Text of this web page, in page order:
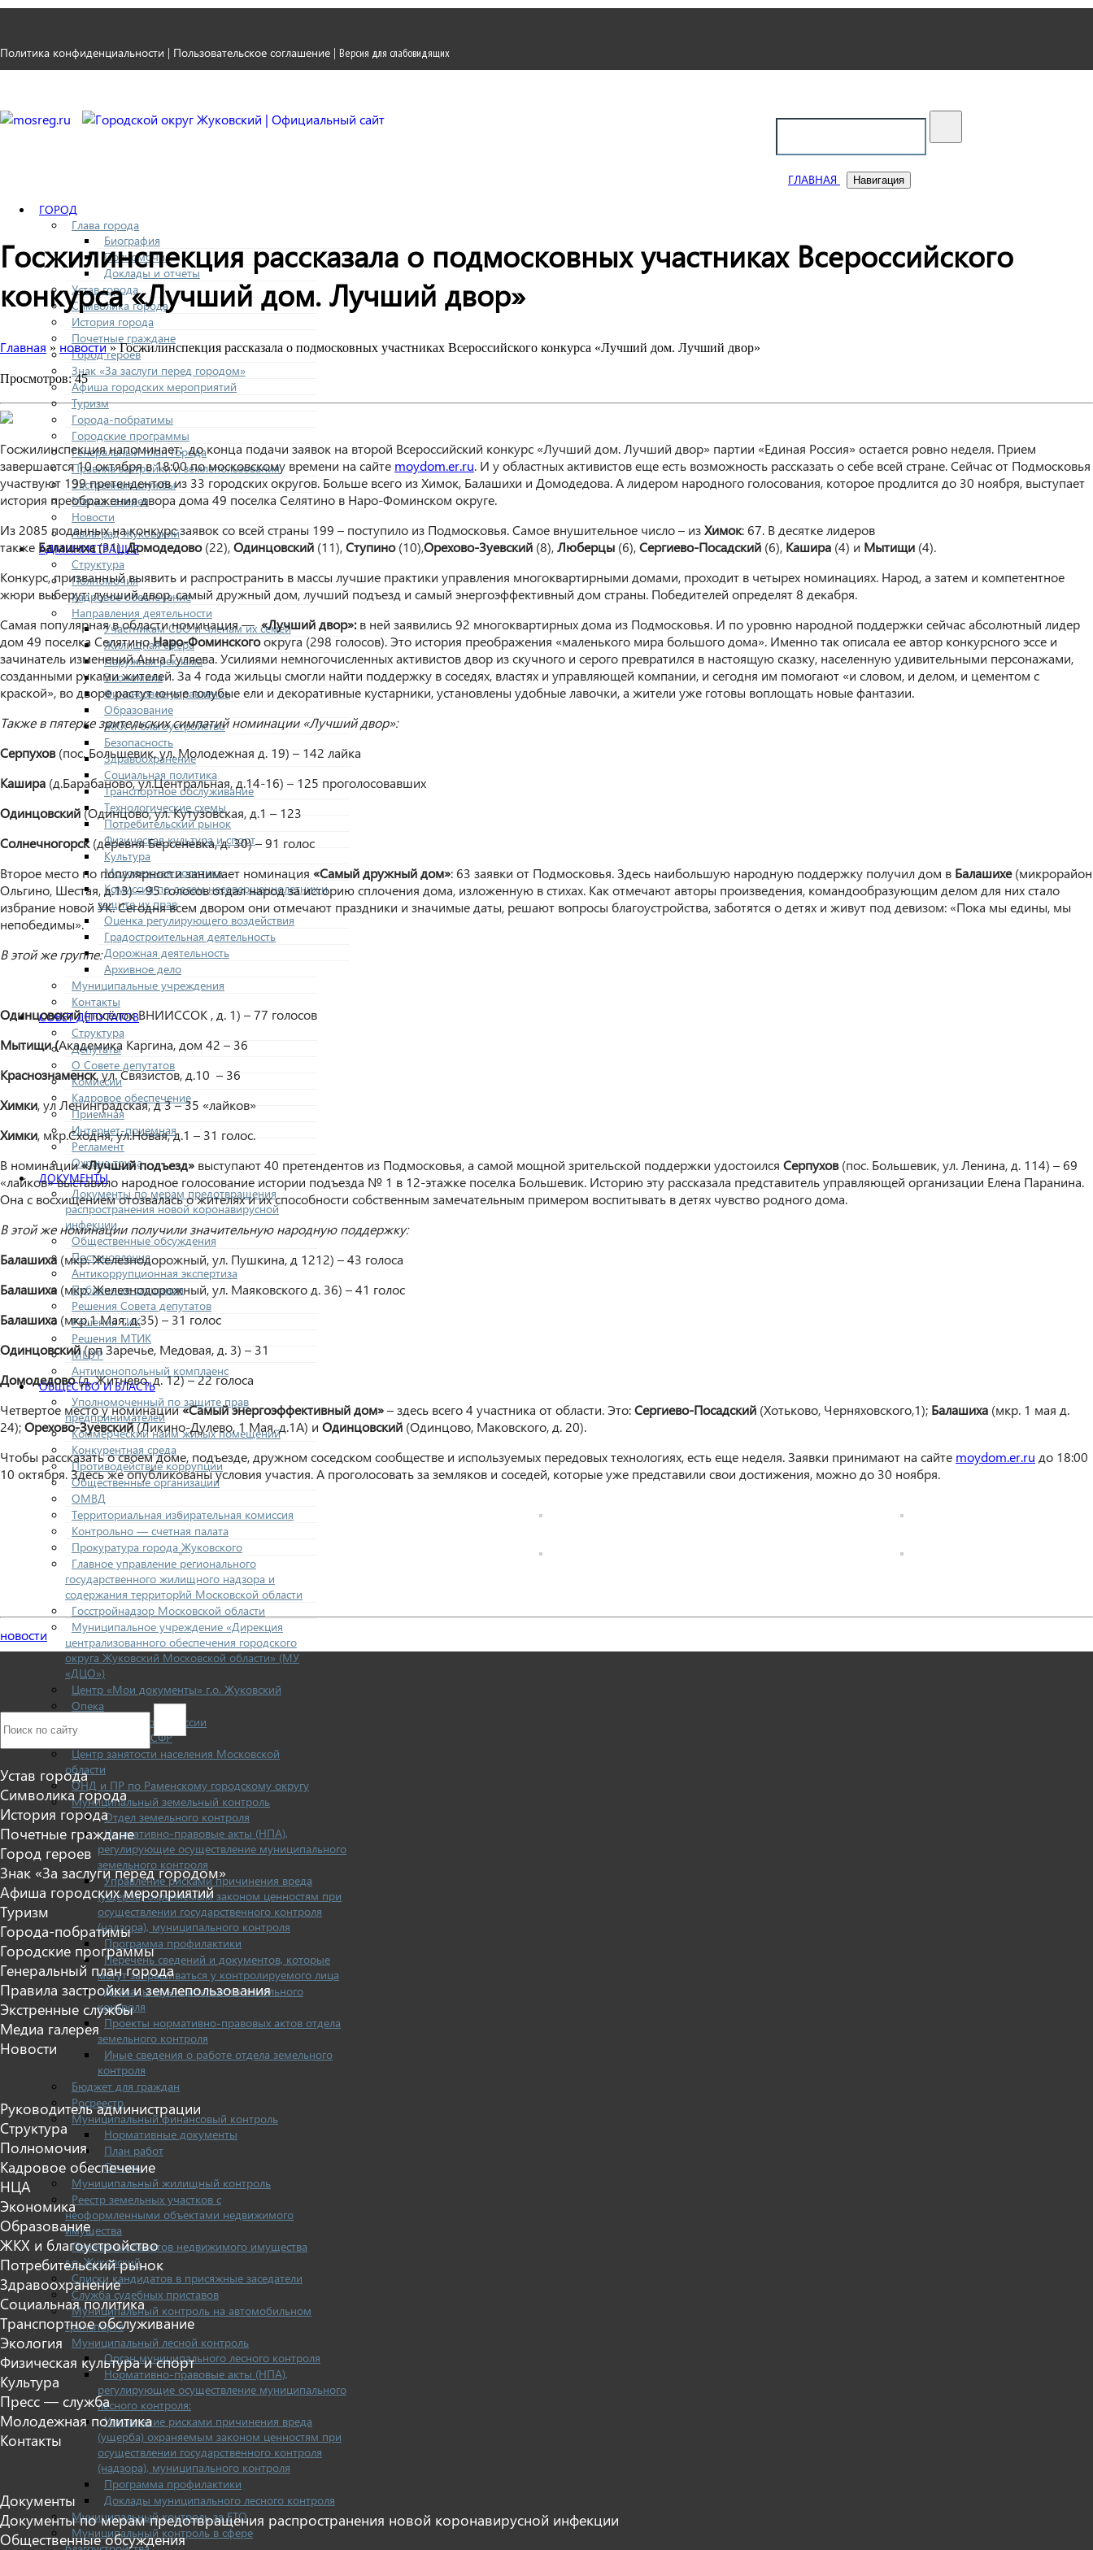
Политика конфиденциальности | Пользовательское соглашение | Версия для слабовидящих
ГЛАВНАЯ Навигация
ГОРОД
Глава города
Биография
Полномочия
Доклады и отчеты
Устав города
Символика города
История города
Почетные граждане
Город героев
Знак «За заслуги перед городом»
Афиша городских мероприятий
Туризм
Города-побратимы
Городские программы
Генеральный план города
Правила застройки и землепользования
Экстренные службы
Медиа галерея
Новости
Авиаград Жуковский
АДМИНИСТРАЦИЯ
Структура
Полномочия
Кадровое обеспечение
Направления деятельности
Участникам СВО и членам их семей
Жилищная сфера
Наружная реклама
Экономика
Финансовое управление
Образование
ЖКХ и благоустройство
Безопасность
Здравоохранение
Социальная политика
Транспортное обслуживание
Технологические схемы
Потребительский рынок
Физическая культура и спорт
Культура
Молодежная политика
Комиссия по делам несовершеннолетних и
защите их прав
Оценка регулирующего воздействия
Градостроительная деятельность
Дорожная деятельность
Архивное дело
Муниципальные учреждения
Контакты
СОВЕТ ДЕПУТАТОВ
Структура
Депутаты
О Совете депутатов
Комиссии
Кадровое обеспечение
Приемная
Интернет-приемная
Регламент
Охрана труда
ДОКУМЕНТЫ
Документы по мерам предотвращения
распространения новой коронавирусной
инфекции
Общественные обсуждения
Постановления
Антикоррупционная экспертиза
Публичные слушания
Решения Совета депутатов
Решения ТИК
Решения МТИК
МЦУР
Антимонопольный комплаенс
ОБЩЕСТВО И ВЛАСТЬ
Уполномоченный по защите прав
предпринимателей
Коммерческий найм жилых помещений
Конкурентная среда
Противодействие коррупции
Общественные организации
ОМВД
Территориальная избирательная комиссия
Контрольно — счетная палата
Прокуратура города Жуковского
Главное управление регионального
государственного жилищного надзора и
содержания территорий Московской области
Госстройнадзор Московской области
Муниципальное учреждение «Дирекция
централизованного обеспечения городского
округа Жуковский Московской области» (МУ
«ДЦО»)
Центр «Мои документы» г.о. Жуковский
Опека
Социальный фонд России
Новости СФР
Центр занятости населения Московской
области
ОНД и ПР по Раменскому городскому округу
Муниципальный земельный контроль
Отдел земельного контроля
Нормативно-правовые акты (НПА),
регулирующие осуществление муниципального
земельного контроля
Управление рисками причинения вреда
(ущерба) охраняемым законом ценностям при
осуществлении государственного контроля
(надзора), муниципального контроля
Программа профилактики
Перечень сведений и документов, которые
могут запрашиваться у контролируемого лица
Доклады муниципального земельного
контроля
Проекты нормативно-правовых актов отдела
земельного контроля
Иные сведения о работе отдела земельного
контроля
Бюджет для граждан
Росреестр
Муниципальный финансовый контроль
Нормативные документы
План работ
Отчеты
Муниципальный жилищный контроль
Реестр земельных участков с
неоформленными объектами недвижимого
имущества
Перечень объектов недвижимого имущества
г.о. Жуковский
Списки кандидатов в присяжные заседатели
Служба судебных приставов
Муниципальный контроль на автомобильном
транспорте
Муниципальный лесной контроль
Орган муниципального лесного контроля
Нормативно-правовые акты (НПА),
регулирующие осуществление муниципального
лесного контроля:
Управление рисками причинения вреда
(ущерба) охраняемым законом ценностям при
осуществлении государственного контроля
(надзора), муниципального контроля
Программа профилактики
Доклады муниципального лесного контроля
Муниципальный контроль за ЕТО
Муниципальный контроль в сфере
Госжилинспекция рассказала о подмосковных участниках Всероссийского
конкурса «Лучший дом. Лучший двор»
Главная » новости» Госжилинспекция рассказала о подмосковных участниках Всероссийского конкурса «Лучший дом. Лучший двор»
Просмотров: 45
Госжилинспекция напоминает: до конца подачи заявок на второй Всероссийский конкурс «Лучший дом. Лучший двор» партии «Единая Россия» остается ровно неделя. Прием
завершается 10 октября в 18:00 по московскому времени на сайте moydom.er.ru. И у областных активистов еще есть возможность рассказать о себе всей стране. Сейчас от Подмосковья
участвуют 199 претендентов из 33 городских округов. Больше всего из Химок, Балашихи и Домодедова. А лидером народного голосования, которое продлится до 30 ноября, выступает
история преображения двора дома 49 поселка Селятино в Наро-Фоминском округе.
Из 2085 поданных на конкурс заявок со всей страны 199 – поступило из Подмосковья. Самое внушительное число – изХимок: 67. В десятке лидеров
также Балашиха(31),Домодедово(22),Одинцовский (11),Ступино(10),Орехово-Зуевский (8),Люберцы (6),Сергиево-Посадский (6), Кашира (4) и Мытищи (4).
Конкурс, призванный выявить и распространить в массы лучшие практики управления многоквартирными домами, проходит в четырех номинациях. Народ, а затем и компетентное
жюри выберут: лучший двор, самый дружный дом, лучший подъезд и самый энергоэффективный дом страны. Победителей определят 8 декабря.
Самая популярная в области номинация —«Лучший двор»:в ней заявились 92 многоквартирных дома из Подмосковья. И по уровню народной поддержки сейчас абсолютный лидер
дом 49 поселка СелятиноНаро-Фоминскогоокруга (298 голосов). Это история преображения «маленького мира большого дома». Именно так описала ее автор конкурсного эссе и
зачинатель изменений Анна Гуляева. Усилиями немногочисленных активистов двор из скучного и серого превратился в настоящую сказку, населенную удивительными персонажами,
созданными руками жителей. За 4 года жильцы смогли найти поддержку в соседях, властях и управляющей компании, и сегодня им помогают «и словом, и делом, и цементом с
краской», во дворе растут юные голубые ели и декоративные кустарники, установлены удобные лавочки, а жители уже готовы воплощать новые фантазии.
Также в пятерке зрительских симпатий номинации «Лучший двор»:
Серпухов(пос. Большевик, ул. Молодежная д. 19) – 142 лайка
Кашира (д.Барабаново, ул.Центральная, д.14-16) – 125 проголосовавших
Одинцовский (Одинцово, ул. Кутузовская, д.1 – 123
Солнечногорск(деревня Берсеневка, д. 30) – 91 голос
Второе место по популярности занимает номинация «Самый дружный дом»: 63 заявки от Подмосковья. Здесь наибольшую народную поддержку получил дом в Балашихе(микрорайон
Ольгино, Шестая, д.13) – 95 голосов отдал народ за историю сплочения дома, изложенную в стихах. Как отмечают авторы произведения, командообразующим делом для них стало
избрание новой УК. Сегодня всем двором они отмечают праздники и значимые даты, решают вопросы благоустройства, заботятся о детях и живут под девизом: «Пока мы едины, мы
непобедимы».
В этой же группе:
Одинцовский(посёлок ВНИИССОК , д. 1) – 77 голосов
Мытищи (Академика Каргина, дом 42 – 36
Краснознаменск, ул. Связистов, д.10 – 36
Химки, ул Ленинградская, д 3 – 35 «лайков»
Химки, мкр.Сходня, ул.Новая, д.1 – 31 голос.
В номинации«Лучший подъезд» выступают 40 претендентов из Подмосковья, а самой мощной зрительской поддержки удостоился Серпухов(пос. Большевик, ул. Ленина, д. 114) – 69
«лайков» выставило народное голосование истории подъезда № 1 в 12-этажке поселка Большевик. Историю эту рассказала представитель управляющей организации Елена Паранина.
Она с восхищением отозвалась о жителях и их способности собственным замечательным примером воспитывать в детях чувство родного дома.
В этой же номинации получили значительную народную поддержку:
Балашиха (мкр. Железнодорожный, ул. Пушкина, д 1212) – 43 голоса
Балашиха (мкр. Железнодорожный, ул. Маяковского д. 36) – 41 голос
Балашиха (мкр.1 Мая, д.35) – 31 голос
Одинцовский(рп Заречье, Медовая, д. 3) – 31
Домодедово(д. Житнево, д. 12) – 22 голоса
Четвертое место у номинации«Самый энергоэффективный дом»– здесь всего 4 участника от области. Это:Сергиево-Посадский (Хотьково, Черняховского,1); Балашиха (мкр. 1 мая д.
24);Орехово-Зуевский(Ликино-Дулево, 1 Мая, д.1А) и Одинцовский (Одинцово, Маковского, д. 20).
Чтобы рассказать о своем доме, подъезде, дружном соседском сообществе и используемых передовых технологиях, есть еще неделя. Заявки принимают на сайте moydom.er.ru до 18:00
10 октября. Здесь же опубликованы условия участия. А проголосовать за земляков и соседей, которые уже представили свои достижения, можно до 30 ноября.
новости
Устав города
Символика города
История города
Почетные граждане
Город героев
Знак «За заслуги перед городом»
Афиша городских мероприятий
Туризм
Города-побратимы
Городские программы
Генеральный план города
Правила застройки и землепользования
Экстренные службы
Медиа галерея
Новости
Руководитель администрации
Структура
Полномочия
Кадровое обеспечение
НЦА
Экономика
Образование
ЖКХ и благоустройство
Потребительский рынок
Здравоохранение
Социальная политика
Транспортное обслуживание
Экология
Физическая культура и спорт
Культура
Пресс — служба
Молодежная политика
Контакты
Документы
Документы по мерам предотвращения распространения новой коронавирусной инфекции
Общественные обсуждения